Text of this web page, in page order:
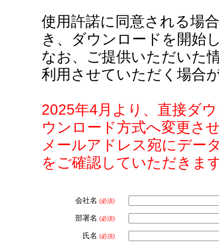
使用許諾に同意される場
き、ダウンロードを開始
なお、ご提供いただいた
利用させていただく場合
2025年4月より、直接ダ
ウンロード方式へ変更さ
メールアドレス宛にデー
をご確認していただきま
会社名 (必須)
部署名 (必須)
氏名 (必須)